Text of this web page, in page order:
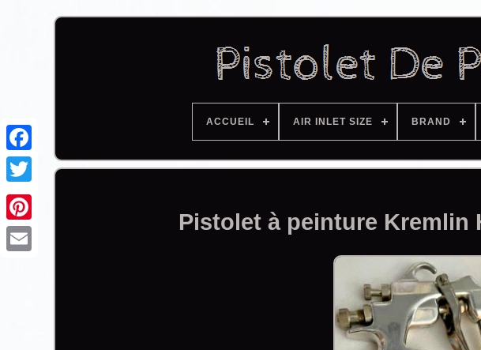
Facebook
ACCUEIL AIR INLET SIZE BRAND
Pistolet à peinture Kremlin